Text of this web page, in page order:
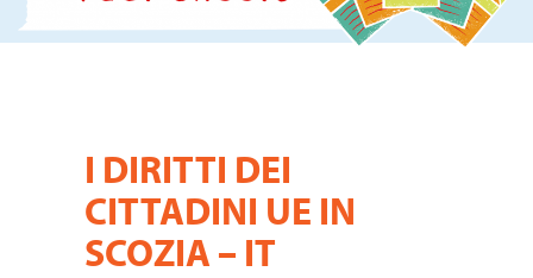
Fact sheets
I DIRITTI DEI
CITTADINI UE IN
SCOZIA – IT